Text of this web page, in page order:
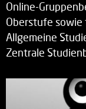
Online-
Oberstufe sowie
Allgemeine
Zentrale